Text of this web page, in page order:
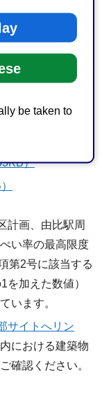
be taken to
）
：2,522KB）
）
計画、由比駅周
い率の最高限度
第2号に該当する
を加えた数値）
います。
サイトへリン
における建築物
確認ください。